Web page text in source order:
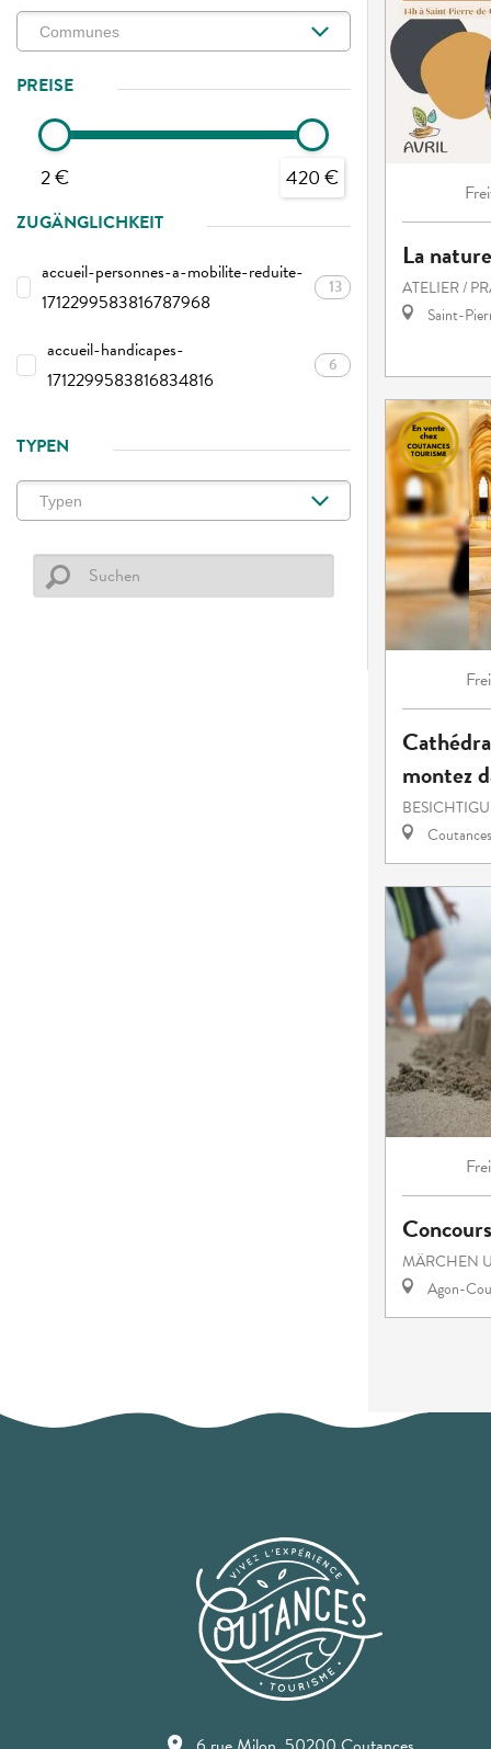
PREISE
2 € 420 €
ZUGÄNGLICHKEIT
accueil-personnes-a-mobilite-reduite-
1712299583816787968
13
accueil-handicapes-
1712299583816834816
6
TYPEN
La
ATELIER /
Saint-
montez
Coutances
MÄRCHEN
Agon-